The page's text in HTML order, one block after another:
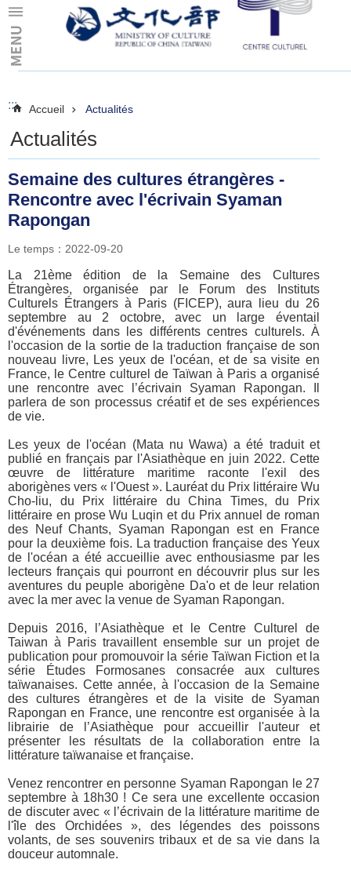
Skip to main content
:::
::: Accueil Actualités
Actualités
Semaine des cultures étrangères -
Rencontre avec l'écrivain Syaman
Rapongan
Le temps：2022-09-20
La 21ème édition de la Semaine des Cultures
Étrangères, organisée par le Forum des Instituts
Culturels Étrangers à Paris (FICEP), aura lieu du 26
septembre au 2 octobre, avec un large éventail
d'événements dans les différents centres culturels. À
l'occasion de la sortie de la traduction française de son
nouveau livre, Les yeux de l'océan, et de sa visite en
France, le Centre culturel de Taïwan à Paris a organisé
une rencontre avec l’écrivain Syaman Rapongan. Il
parlera de son processus créatif et de ses expériences
de vie.
Les yeux de l'océan (Mata nu Wawa) a été traduit et
publié en français par l'Asiathèque en juin 2022. Cette
œuvre de littérature maritime raconte l'exil des
aborigènes vers « l'Ouest ». Lauréat du Prix littéraire Wu
Cho-liu, du Prix littéraire du China Times, du Prix
littéraire en prose Wu Luqin et du Prix annuel de roman
des Neuf Chants, Syaman Rapongan est en France
pour la deuxième fois. La traduction française des Yeux
de l'océan a été accueillie avec enthousiasme par les
lecteurs français qui pourront en découvrir plus sur les
aventures du peuple aborigène Da'o et de leur relation
avec la mer avec la venue de Syaman Rapongan.
Depuis 2016, l’Asiathèque et le Centre Culturel de
Taiwan à Paris travaillent ensemble sur un projet de
publication pour promouvoir la série Taïwan Fiction et la
série Études Formosanes consacrée aux cultures
taïwanaises. Cette année, à l'occasion de la Semaine
des cultures étrangères et de la visite de Syaman
Rapongan en France, une rencontre est organisée à la
librairie de l’Asiathèque pour accueillir l'auteur et
présenter les résultats de la collaboration entre la
littérature taïwanaise et française.
Venez rencontrer en personne Syaman Rapongan le 27
septembre à 18h30 ! Ce sera une excellente occasion
de discuter avec « l’écrivain de la littérature maritime de
l'île des Orchidées », des légendes des poissons
volants, de ses souvenirs tribaux et de sa vie dans la
douceur automnale.